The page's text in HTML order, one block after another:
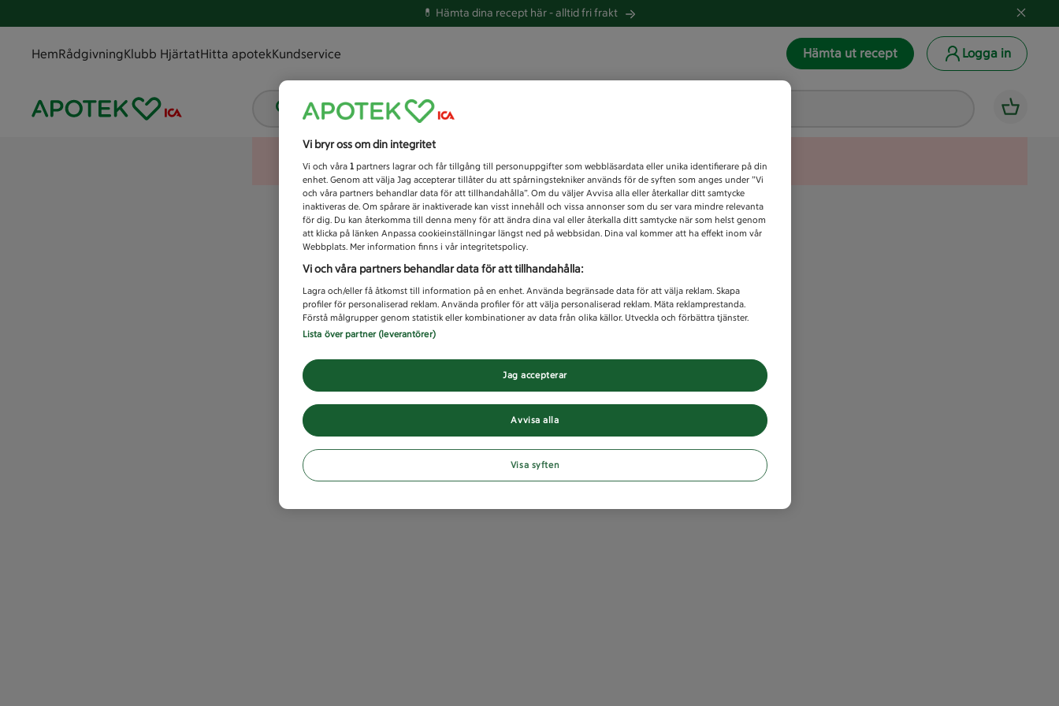
💊 Hämta dina recept här -alltid fri frakt
HemRådgivningKlubb HjärtatHitta apotekKundservice Hämta ut recept Logga in
Vad letar du efter idag?
Unknown error
Vi bryr oss om din integritet
Vi och våra 1 partners lagrar och får tillgång till personuppgifter som webbläsardata eller unika identifierare på din
enhet. Genom att välja Jag accepterar tillåter du att spårningstekniker används för de syften som anges under ”Vi
och våra partners behandlar data för att tillhandahålla”. Om du väljer Avvisa alla eller återkallar ditt samtycke
inaktiveras de. Om spårare är inaktiverade kan visst innehåll och vissa annonser som du ser vara mindre relevanta
för dig. Du kan återkomma till denna meny för att ändra dina val eller återkalla ditt samtycke när som helst genom
att klicka på länken Anpassa cookieinställningar längst ned på webbsidan. Dina val kommer att ha effekt inom vår
Webbplats. Mer information finns i vår integritetspolicy.
Vi och våra partners behandlar data för att tillhandahålla:
Lagra och/eller få åtkomst till information på en enhet. Använda begränsade data för att välja reklam. Skapa
profiler för personaliserad reklam. Använda profiler för att välja personaliserad reklam. Mäta reklamprestanda.
Förstå målgrupper genom statistik eller kombinationer av data från olika källor. Utveckla och förbättra tjänster.
Lista över partner (leverantörer)
Avvisa alla
Jag accepterar
Visa syften